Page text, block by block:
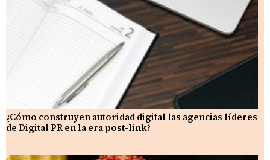
¿Cómo construyen autoridad digital las agencias líderes
de Digital PR en la era post-link?